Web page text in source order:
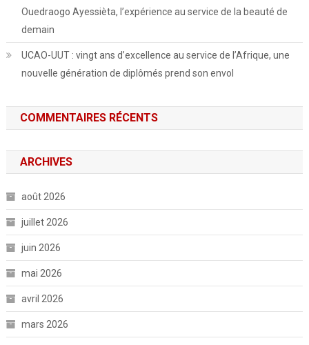
Ouedraogo Ayessièta, l’expérience au service de la beauté de
demain
UCAO-UUT : vingt ans d’excellence au service de l’Afrique, une
nouvelle génération de diplômés prend son envol
COMMENTAIRES RÉCENTS
ARCHIVES
août 2026
juillet 2026
juin 2026
mai 2026
avril 2026
mars 2026